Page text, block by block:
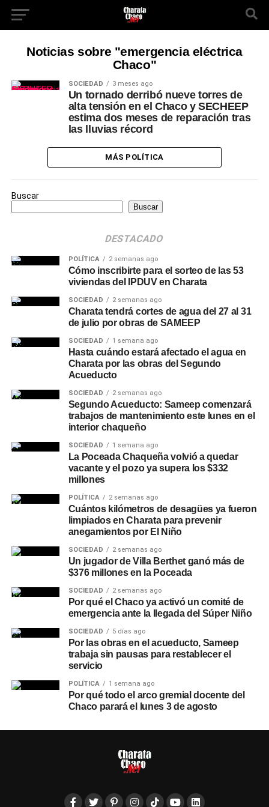
Noticias sobre "emergencia eléctrica
Chaco"
SOCIEDAD 3 meses ago
Un tornado derribó nueve torres de
alta tensión en el Chaco y SECHEEP
estima dos meses de reparación tras
las lluvias récord
MÁS POLÍTICA
Buscar
Buscar
DESTACADO
POLÍTICA 2 semanas ago
Cómo inscribirte para el sorteo de las 53
viviendas del IPDUV en Charata
SOCIEDAD 2 semanas ago
Charata tendrá cortes de agua del 27 al 31
de julio por obras de SAMEEP
SOCIEDAD 1 semana ago
Hasta cuándo estará afectado el agua en
Charata por las obras del Segundo
Acueducto
SOCIEDAD 2 semanas ago
Segundo Acueducto: Sameep comenzará
trabajos de mantenimiento este lunes en el
interior chaqueño
SOCIEDAD 1 semana ago
La Poceada Chaqueña volvió a quedar
vacante y el pozo ya supera los $332
millones
POLÍTICA 2 semanas ago
Cuántos kilómetros de desagües ya fueron
limpiados en Charata para prevenir
anegamientos por El Niño
SOCIEDAD 2 semanas ago
Un jugador de Villa Berthet ganó más de
$376 millones en la Poceada
SOCIEDAD 2 semanas ago
Por qué el Chaco ya activó un comité de
emergencia ante la llegada del Súper Niño
SOCIEDAD 5 días ago
Por las obras en el acueducto, Sameep
trabaja sin pausas para restablecer el
servicio
POLÍTICA 1 semana ago
Por qué todo el arco gremial docente del
Chaco parará el lunes 3 de agosto